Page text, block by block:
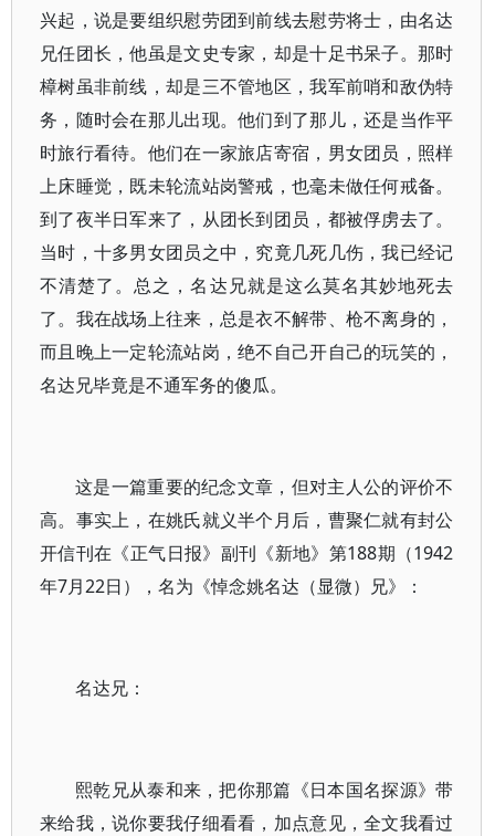
兴起，说是要组织慰劳团到前线去慰劳将士，由名达
兄任团长，他虽是文史专家，却是十足书呆子。那时
樟树虽非前线，却是三不管地区，我军前哨和敌伪特
务，随时会在那儿出现。他们到了那儿，还是当作平
时旅行看待。他们在一家旅店寄宿，男女团员，照样
上床睡觉，既未轮流站岗警戒，也毫未做任何戒备。
到了夜半日军来了，从团长到团员，都被俘虏去了。
当时，十多男女团员之中，究竟几死几伤，我已经记
不清楚了。总之，名达兄就是这么莫名其妙地死去
了。我在战场上往来，总是衣不解带、枪不离身的，
而且晚上一定轮流站岗，绝不自己开自己的玩笑的，
名达兄毕竟是不通军务的傻瓜。
这是一篇重要的纪念文章，但对主人公的评价不
高。事实上，在姚氏就义半个月后，曹聚仁就有封公
开信刊在《正气日报》副刊《新地》第188期（1942
年7月22日），名为《悼念姚名达（显微）兄》：
名达兄：
熙乾兄从泰和来，把你那篇《日本国名探源》带
来给我，说你要我仔细看看，加点意见，全文我看过